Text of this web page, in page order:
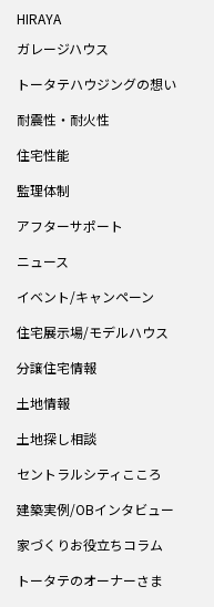
HIRAYA
ガレージハウス
トータテハウジングの想い
耐震性・耐火性
住宅性能
監理体制
アフターサポート
ニュース
イベント/キャンペーン
住宅展示場/モデルハウス
分譲住宅情報
土地情報
土地探し相談
セントラルシティこころ
建築実例/OBインタビュー
家づくりお役立ちコラム
トータテのオーナーさま